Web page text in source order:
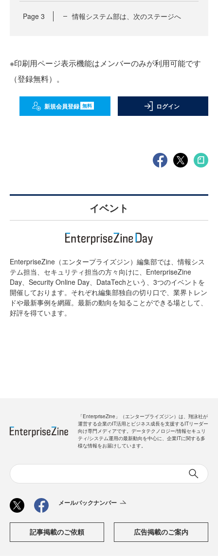
Page 3 情報システム部は、次のステージへ
※印刷用ページ表示機能はメンバーのみが利用可能です
（登録無料）。
新規会員登録 無料 ログイン
イベント
EnterpriseZine（エンタープライズジン）編集部では、情報シス
テム担当、セキュリティ担当の方々向けに、EnterpriseZine
Day、Security Online Day、DataTechという、3つのイベントを
開催しております。それぞれ編集部独自の切り口で、業界トレン
ドや最新事例を網羅。最新の動向を知ることができる場として、
好評を得ています。
「EnterpriseZine」（エンタープライズジン）は、翔泳社が
運営する企業のIT活用とビジネス成長を支援するITリーダー
向け専門メディアです。データテクノロジー/情報セキュリ
ティ/システム運用の最新動向を中心に、企業ITに関する多
様な情報をお届けしています。
メールバックナンバー
記事掲載のご依頼 広告掲載のご案内